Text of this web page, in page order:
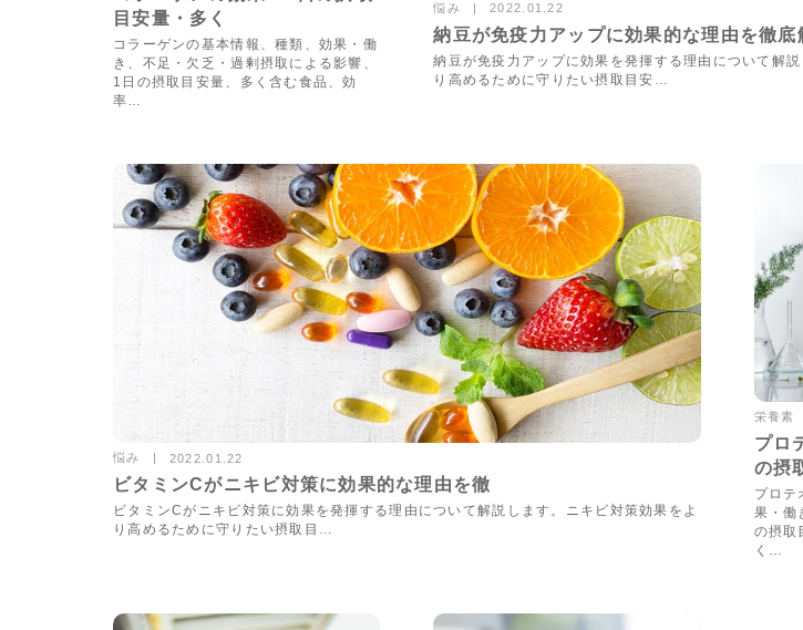
目安量・多く
コラーゲンの基本情報、種類、効果・働
き、不足・欠乏・過剰摂取による影響、
1日の摂取目安量、多く含む食品、効
率…
悩み 2022.01.22
納豆が免疫力アップに効果的な理由を徹底
納豆が免疫力アップに効果を発揮する理由について解
り高めるために守りたい摂取目安…
悩み 2022.01.22
ビタミンCがニキビ対策に効果的な理由を徹
ビタミンCがニキビ対策に効果を発揮する理由について解説します。ニキビ対策効果をよ
り高めるために守りたい摂取目…
栄養素
プロ
の摂
プロテ
果・働
の摂取
く…